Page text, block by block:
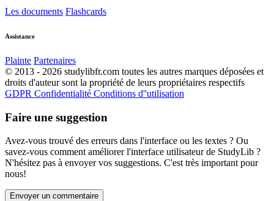
Les documents Flashcards
Assistance
Plainte Partenaires
© 2013 - 2026 studylibfr.com toutes les autres marques déposées et
droits d'auteur sont la propriété de leurs propriétaires respectifs
GDPR Confidentialité Conditions d''utilisation
Faire une suggestion
Avez-vous trouvé des erreurs dans l'interface ou les textes ? Ou
savez-vous comment améliorer l'interface utilisateur de StudyLib ?
N'hésitez pas à envoyer vos suggestions. C'est très important pour
nous!
Envoyer un commentaire